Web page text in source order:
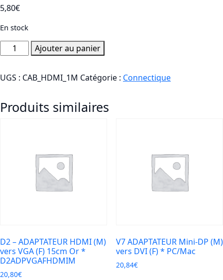
5,80€
En stock
quantité
de
HDMI
1.0M
Ajouter au panier
UGS : CAB_HDMI_1M Catégorie : Connectique
Produits similaires
D2 – ADAPTATEUR HDMI (M)
vers VGA (F) 15cm Or *
D2ADPVGAFHDMIM
20,80€
V7 ADAPTATEUR Mini-DP (M)
vers DVI (F) * PC/Mac
20,84€